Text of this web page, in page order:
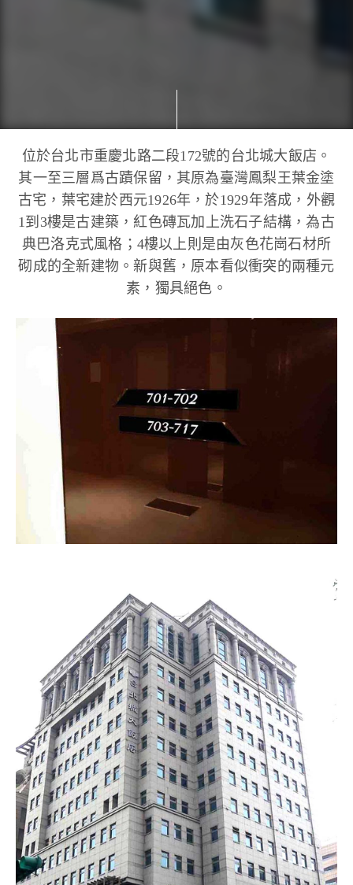
位於台北市重慶北路二段172號的台北城大飯店。
其一至三層爲古蹟保留，其原為臺灣鳳梨王葉金塗
古宅，葉宅建於西元1926年，於1929年落成，外觀
1到3樓是古建築，紅色磚瓦加上洗石子結構，為古
典巴洛克式風格；4樓以上則是由灰色花崗石材所
砌成的全新建物。新與舊，原本看似衝突的兩種元
素，獨具絕色。